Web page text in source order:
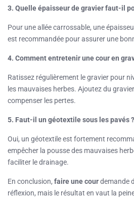
3. Quelle épaisseur de gravier faut-il
Pour une allée carrossable, une
est recommandée pour assurer une
4. Comment entretenir une cour en
Ratissez régulièrement le gravier pour
les mauvaises herbes. Ajoutez du
compenser les pertes.
5. Faut-il un géotextile sous les pavés ?
Oui, un géotextile est fortement
empêcher la pousse des mauvaises
faciliter le drainage.
En conclusion, faire une courdemande
réflexion, mais le résultat en vaut la